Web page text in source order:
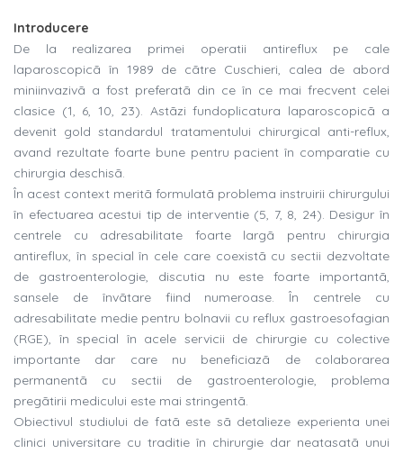
Introducere
De la realizarea primei operatii antireflux pe cale
laparoscopicã în 1989 de cãtre Cuschieri, calea de abord
miniinvazivã a fost preferatã din ce în ce mai frecvent celei
clasice (1, 6, 10, 23). Astãzi fundoplicatura laparoscopicã a
devenit gold standardul tratamentului chirurgical anti-reflux,
avand rezultate foarte bune pentru pacient în comparatie cu
chirurgia deschisã.
În acest context meritã formulatã problema instruirii chirurgului
în efectuarea acestui tip de interventie (5, 7, 8, 24). Desigur în
centrele cu adresabilitate foarte largã pentru chirurgia
antireflux, în special în cele care coexistã cu sectii dezvoltate
de gastroenterologie, discutia nu este foarte importantã,
sansele de învãtare fiind numeroase. În centrele cu
adresabilitate medie pentru bolnavii cu reflux gastroesofagian
(RGE), în special în acele servicii de chirurgie cu colective
importante dar care nu beneficiazã de colaborarea
permanentã cu sectii de gastroenterologie, problema
pregãtirii medicului este mai stringentã.
Obiectivul studiului de fatã este sã detalieze experienta unei
clinici universitare cu traditie în chirurgie dar neatasatã unui